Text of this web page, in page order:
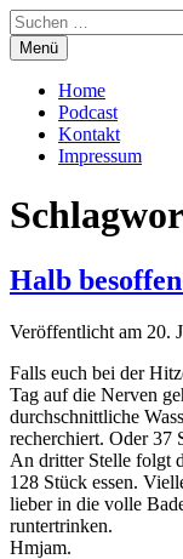
Suchen
nach:
Zum
Inhalt
springen
Manierenversagen
Menü
Home
Podcast
Kontakt
Impressum
Halb
Veröffentlicht am 20.
Falls euch bei der
Tag auf die Nerven
durchschnittliche
recherchiert. Oder 37
An dritter Stelle folgt
128 Stück essen.
lieber in die volle
runtertrinken.
Hmjam.